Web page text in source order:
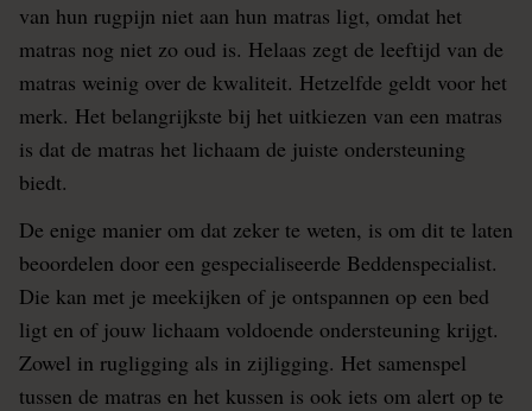
van hun rugpijn niet aan hun matras ligt, omdat het
matras nog niet zo oud is. Helaas zegt de leeftijd van de
matras weinig over de kwaliteit. Hetzelfde geldt voor het
merk. Het belangrijkste bij het uitkiezen van een matras
is dat de matras het lichaam de juiste ondersteuning
biedt.
De enige manier om dat zeker te weten, is om dit te laten
beoordelen door een gespecialiseerde Beddenspecialist.
Die kan met je meekijken of je ontspannen op een bed
ligt en of jouw lichaam voldoende ondersteuning krijgt.
Zowel in rugligging als in zijligging. Het samenspel
tussen de matras en het kussen is ook iets om alert op te